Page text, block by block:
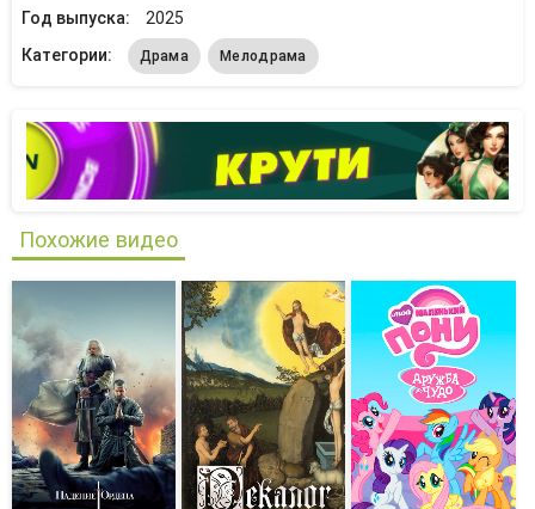
Год выпуска:
2025
Категории:
Драма Мелодрама
Похожие видео